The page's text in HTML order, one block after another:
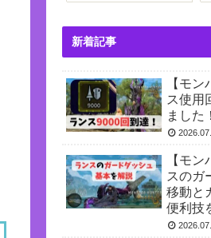
新着記事
【モ
ス使用
ました
【モ
スのガ
移動と
便利技
になろ